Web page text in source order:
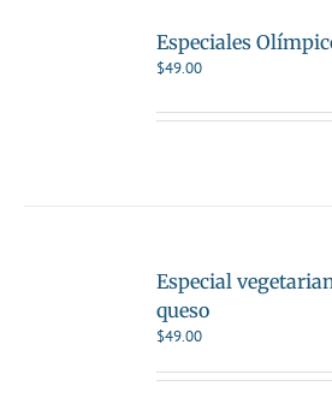
Especiales
$49.00
Especial
queso
$49.00